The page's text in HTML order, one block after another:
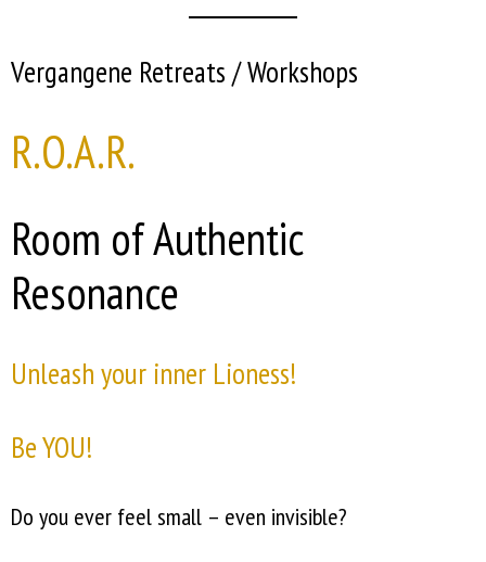
Vergangene Retreats / Workshops
R.O.A.R.
Room of Authentic
Resonance
Unleash your inner Lioness!
Be YOU!
Do you ever feel small – even invisible?